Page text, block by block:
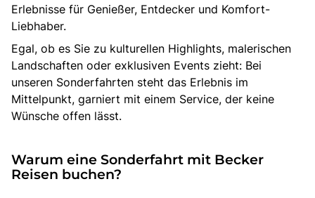
Erlebnisse für Genießer, Entdecker und Komfort-
Liebhaber.
Egal, ob es Sie zu kulturellen Highlights, malerischen
Landschaften oder exklusiven Events zieht: Bei
unseren Sonderfahrten steht das Erlebnis im
Mittelpunkt, garniert mit einem Service, der keine
Wünsche offen lässt.
Warum eine Sonderfahrt mit Becker
Reisen buchen?